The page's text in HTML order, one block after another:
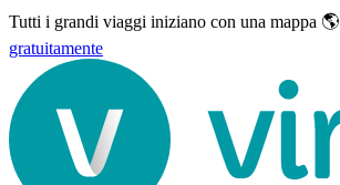
Tutti i grandi viaggi iniziano con una mappa 🌎
gratuitamente